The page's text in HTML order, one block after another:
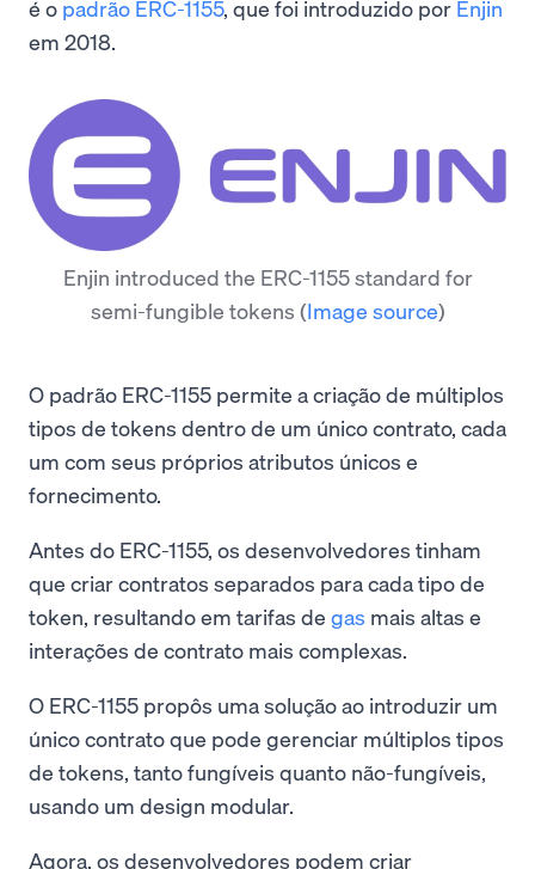
é o padrão ERC-1155, que foi introduzido por Enjin
em 2018.
Enjin introduced the ERC-1155 standard for
semi-fungible tokens (Image source)
O padrão ERC-1155 permite a criação de múltiplos
tipos de tokens dentro de um único contrato, cada
um com seus próprios atributos únicos e
fornecimento.
Antes do ERC-1155, os desenvolvedores tinham
que criar contratos separados para cada tipo de
token, resultando em tarifas de gas mais altas e
interações de contrato mais complexas.
O ERC-1155 propôs uma solução ao introduzir um
único contrato que pode gerenciar múltiplos tipos
de tokens, tanto fungíveis quanto não-fungíveis,
usando um design modular.
Agora, os desenvolvedores podem criar